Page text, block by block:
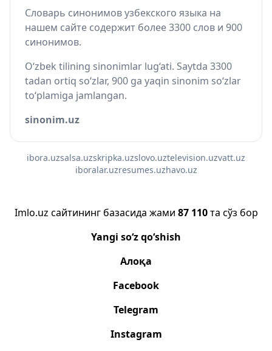
Словарь синонимов узбекского языка на
нашем сайте содержит более 3300 слов и 900
синонимов.
O‘zbek tilining sinonimlar lug‘ati. Saytda 3300
tadan ortiq so‘zlar, 900 ga yaqin sinonim so‘zlar
to‘plamiga jamlangan.
sinonim.uz
ibora.uzsalsa.uzskripka.uzslovo.uztelevision.uzvatt.uz
iboralar.uzresumes.uzhavo.uz
Imlo.uz сайтининг базасида жами 87 110та сўз бор
Yangi so‘z qo‘shish
Алоқа
Facebook
Telegram
Instagram